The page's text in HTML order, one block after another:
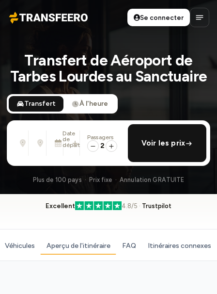
Transfeero
Se connecter
Transfert de Aéroport de
Tarbes Lourdes au Sanctuaire
Transfert À l'heure
Adresse, aéroport, hôtel, ...
Adresse, aéroport, hôtel, ...
Date
de
départ
Mar. 11 Août · 13:45
ajouter retour
Passagers
2 Voir les prix
Plus de 100 pays · Prix fixe · Annulation GRATUITE
Excellent 4.8/5 · Trustpilot
Véhicules Aperçu de l'itinéraire FAQ Itinéraires connexes